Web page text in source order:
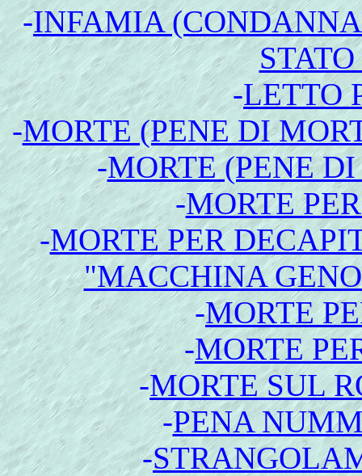
-INFAMIA
-LETTO
-MORTE (PENE DI
-MORTE (PENE
-MORTE
-MORTE PER
"MACCHINA
-MORTE
-MORTE
-MORTE SUL
-PENA
-